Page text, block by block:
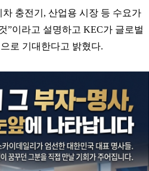
충전기, 산업용 시장 등 수요가
”이라고 설명하고 KEC가 글로벌
로 기대한다고 밝혔다.